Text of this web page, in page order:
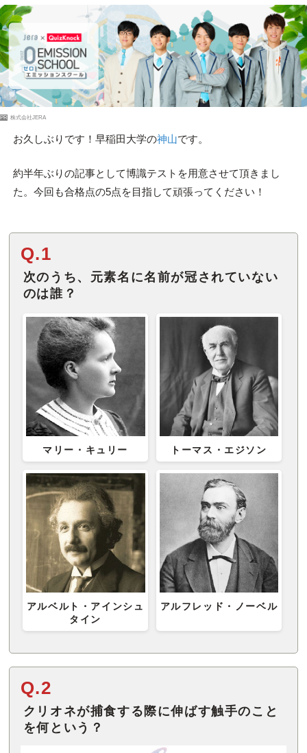
PR 株式会社JERA
お久しぶりです！早稲田大学の神山です。
約半年ぶりの記事として博識テストを用意させて頂きまし
た。今回も合格点の5点を目指して頑張ってください！
Q.1
次のうち、元素名に名前が冠されていない
のは誰？
マリー・キュリー トーマス・エジソン
アルベルト・アインシュ
タイン
アルフレッド・ノーベル
Q.2
クリオネが捕食する際に伸ばす触手のこと
を何という？